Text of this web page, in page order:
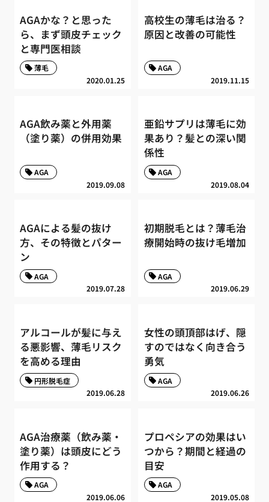
AGAかな？と思った
ら、まず頭皮チェック
と専門医相談
2020.01.25
薄毛
高校生の薄毛は治る？
原因と改善の可能性
2019.11.15
AGA
AGA飲み薬と外用薬
（塗り薬）の併用効果
2019.09.08
AGA
亜鉛サプリは薄毛に効
果あり？髪との深い関
係性
2019.08.04
AGA
AGAによる髪の抜け
方、その特徴とパター
ン
2019.07.28
AGA
初期脱毛とは？薄毛治
療開始時の抜け毛増加
2019.06.29
AGA
アルコールが髪に与え
る悪影響、薄毛リスク
を高める理由
2019.06.28
円形脱毛症
女性の頭頂部はげ、隠
すのではなく向き合う
勇気
2019.06.26
AGA
AGA治療薬（飲み薬・
塗り薬）は頭皮にどう
作用する？
2019.06.06
AGA
プロペシアの効果はい
つから？期間と経過の
目安
2019.05.08
AGA